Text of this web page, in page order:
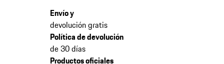
Envío y
devolución gratis
Política de devolución
de 30 días
Productos oficiales